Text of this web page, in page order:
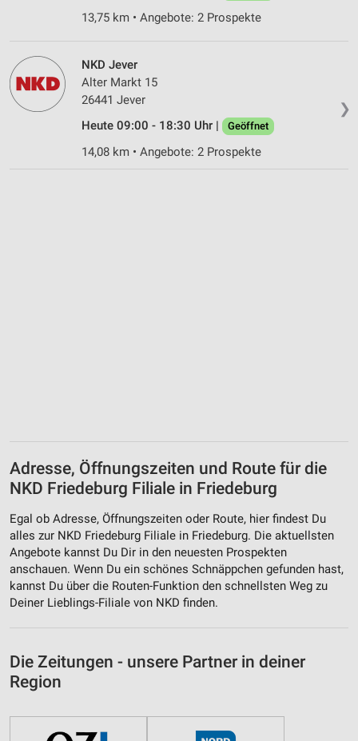
13,75 km • Angebote: 2 Prospekte
❯
NKD Jever
Alter Markt 15
26441 Jever
Heute 09:00 - 18:30 Uhr |
Geöffnet
14,08 km • Angebote: 2 Prospekte
Adresse, Öffnungszeiten und Route für die
NKD Friedeburg Filiale in Friedeburg
Egal ob Adresse, Öffnungszeiten oder Route, hier findest Du
alles zur NKD Friedeburg Filiale in Friedeburg. Die aktuellsten
Angebote kannst Du Dir in den neuesten Prospekten
anschauen. Wenn Du ein schönes Schnäppchen gefunden hast,
kannst Du über die Routen-Funktion den schnellsten Weg zu
Deiner Lieblings-Filiale von NKD finden.
Die Zeitungen - unsere Partner in deiner
Region